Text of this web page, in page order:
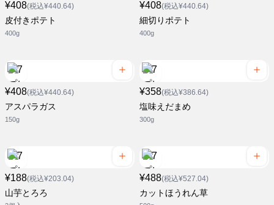
¥408(税込¥440.64)
皮付きポテト
400g
¥408(税込¥440.64)
細切りポテト
400g
¥408(税込¥440.64)
アスパラガス
150g
¥358(税込¥386.64)
塩味えだまめ
300g
¥188(税込¥203.04)
山芋とろろ
¥488(税込¥527.04)
カットほうれん草